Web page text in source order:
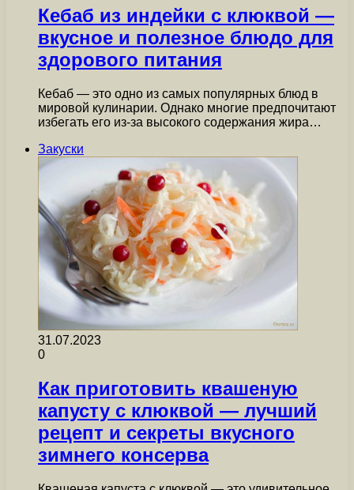
Кебаб из индейки с клюквой —
вкусное и полезное блюдо для
здорового питания
Кебаб — это одно из самых популярных блюд в
мировой кулинарии. Однако многие предпочитают
избегать его из-за высокого содержания жира…
Закуски
31.07.2023
0
Как приготовить квашеную
капусту с клюквой — лучший
рецепт и секреты вкусного
зимнего консерва